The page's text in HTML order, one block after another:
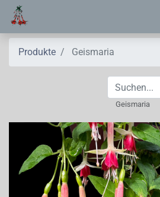
Produkte Geismaria
Geismaria